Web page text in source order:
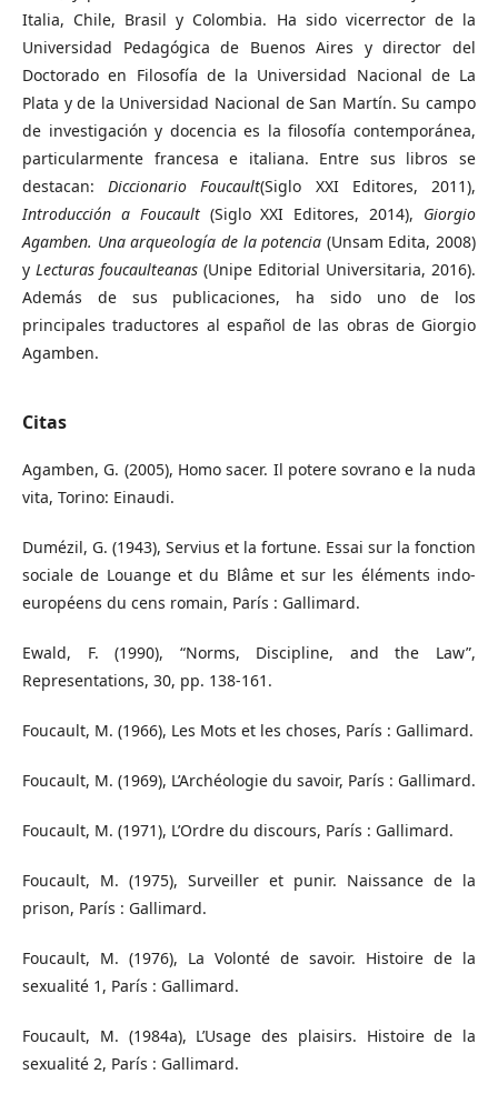
Italia, Chile, Brasil y Colombia. Ha sido vicerrector de la
Universidad Pedagógica de Buenos Aires y director del
Doctorado en Filosofía de la Universidad Nacional de La
Plata y de la Universidad Nacional de San Martín. Su campo
de investigación y docencia es la filosofía contemporánea,
particularmente francesa e italiana. Entre sus libros se
destacan:Diccionario Foucault(Siglo XXI Editores, 2011),
Introducción a Foucault(Siglo XXI Editores, 2014), Giorgio
Agamben. Una arqueología de la potencia (Unsam Edita, 2008)
y Lecturas foucaulteanas (Unipe Editorial Universitaria, 2016).
Además de sus publicaciones, ha sido uno de los
principales traductores al español de las obras de Giorgio
Agamben.
Citas
Agamben, G. (2005), Homo sacer. Il potere sovrano e la nuda
vita, Torino: Einaudi.
Dumézil, G. (1943), Servius et la fortune. Essai sur la fonction
sociale de Louange et du Blâme et sur les éléments indo-
européens du cens romain, París : Gallimard.
Ewald, F. (1990), “Norms, Discipline, and the Law”,
Representations, 30, pp. 138-161.
Foucault, M. (1966), Les Mots et les choses, París : Gallimard.
Foucault, M. (1969), L’Archéologie du savoir, París : Gallimard.
Foucault, M. (1971), L’Ordre du discours, París : Gallimard.
Foucault, M. (1975), Surveiller et punir. Naissance de la
prison, París : Gallimard.
Foucault, M. (1976), La Volonté de savoir. Histoire de la
sexualité 1, París : Gallimard.
Foucault, M. (1984a), L’Usage des plaisirs. Histoire de la
sexualité 2, París : Gallimard.